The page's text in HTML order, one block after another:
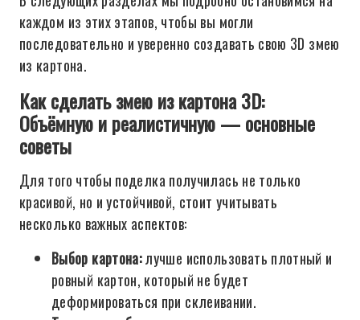
каждом из этих этапов, чтобы вы могли
последовательно и уверенно создавать свою 3D змею
из картона.
Как сделать змею из картона 3D:
Объёмную и реалистичную — основные
советы
Для того чтобы поделка получилась не только
красивой, но и устойчивой, стоит учитывать
несколько важных аспектов:
Выбор картона:лучше использовать плотный и
ровный картон, который не будет
деформироваться при склеивании.